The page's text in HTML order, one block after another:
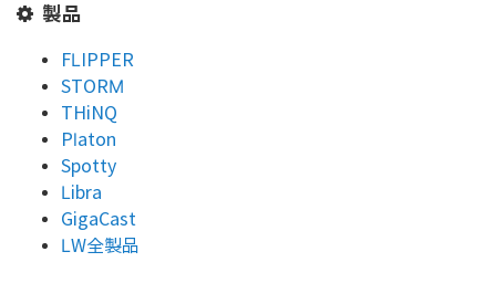
製品
FLIPPER
STORM
THiNQ
Platon
Spotty
Libra
GigaCast
LW全製品